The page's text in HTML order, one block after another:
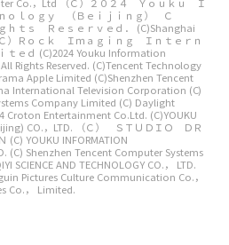
ｏｌｏｇｙ （Ｂｅｉｊｉｎｇ） Ｃ
ｔｓ Ｒｅｓｅｒｖｅｄ． (C)Shanghai
Ｃ）Ｒｏｃｋ Ｉｍａｇｉｎｇ Ｉｎｔｅｒｎ
ｔｅｄ (C)2024 Youku Information
Rights Reserved. (C)Tencent Technology
Apple Limited (C)Shenzhen Tencent
International Television Corporation (C)
Company Limited (C) Daylight
Croton Entertainment Co.Ltd. (C)YOUKU
CO.，LTD.
（Ｃ） ＳＴＵＤＩＯ ＤＲ
(C) YOUKU INFORMATION
(C) Shenzhen Tencent Computer Systems
SCIENCE AND TECHNOLOGY CO.， LTD.
Pictures Culture Communication Co.，
Co.， Limited.